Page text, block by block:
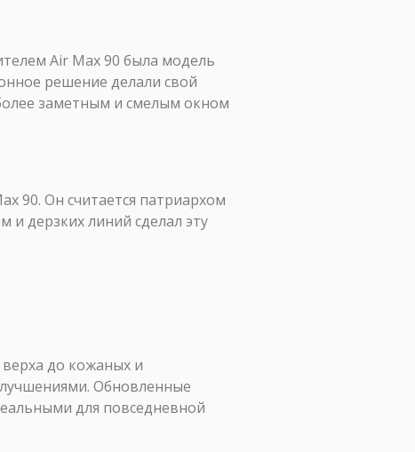
Air Max 90 была модель
решение делали свой
заметным и смелым окном
90. Он считается патриархом
дерзких линий сделал эту
до кожаных и
Обновленные
для повседневной